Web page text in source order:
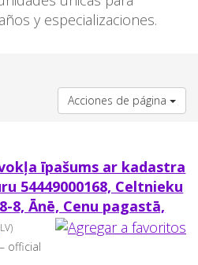
y especializaciones.
Acciones de página
īpašums ar kadastra
54449000168, Celtnieku
8, Ānē, Cenu pagastā,
official